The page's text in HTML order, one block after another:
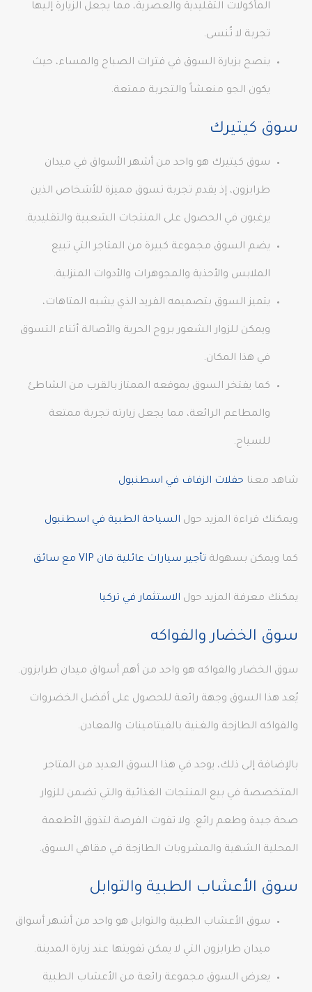
المأكولات التقليدية والعصرية، مما يجعل الزيارة إليها
تجربة لا تُنسى.
ينصح بزيارة السوق في فترات الصباح والمساء، حيث
يكون الجو منعشاً والتجربة ممتعة.
سوق كيتيرك
سوق كيتيرك هو واحد من أشهر الأسواق في ميدان
طرابزون، إذ يقدم تجربة تسوق مميزة للأشخاص الذين
يرغبون في الحصول على المنتجات الشعبية والتقليدية.
يضم السوق مجموعة كبيرة من المتاجر التي تبيع
الملابس والأحذية والمجوهرات والأدوات المنزلية.
يتميز السوق بتصميمه الفريد الذي يشبه المتاهات،
ويمكن للزوار الشعور بروح الحرية والأصالة أثناء التسوق
في هذا المكان.
كما يفتخر السوق بموقعه الممتاز بالقرب من الشاطئ
والمطاعم الرائعة، مما يجعل زيارته تجربة ممتعة
للسياح.
شاهد معنا حفلات الزفاف في اسطنبول
ويمكنك قراءة المزيد حول السياحة الطبية في اسطنبول
كما ويمكن بسهولة تأجير سيارات عائلية فان VIP مع سائق
يمكنك معرفة المزيد حول الاستثمار في تركيا
سوق الخضار والفواكه
سوق الخضار والفواكه هو واحد من أهم أسواق ميدان طرابزون.
يُعد هذا السوق وجهة رائعة للحصول على أفضل الخضروات
والفواكه الطازجة والغنية بالفيتامينات والمعادن.
بالإضافة إلى ذلك، يوجد في هذا السوق العديد من المتاجر
المتخصصة في بيع المنتجات الغذائية والتي تضمن للزوار
صحة جيدة وطعم رائع. ولا تفوت الفرصة لتذوق الأطعمة
المحلية الشهية والمشروبات الطازجة في مقاهي السوق.
سوق الأعشاب الطبية والتوابل
سوق الأعشاب الطبية والتوابل هو واحد من أشهر أسواق
ميدان طرابزون التي لا يمكن تفويتها عند زيارة المدينة.
يعرض السوق مجموعة رائعة من الأعشاب الطبية